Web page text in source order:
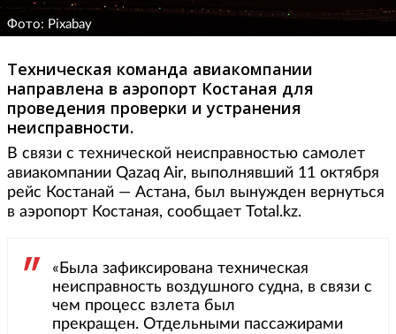
Фото: Pixabay
Техническая команда авиакомпании
направлена в аэропорт Костаная для
проведения проверки и устранения
неисправности.
В связи с технической неисправностью самолет
авиакомпании Qazaq Air, выполнявший 11 октября
рейс Костанай — Астана, был вынужден вернуться
в аэропорт Костаная, сообщает Total.kz.
«Была зафиксирована техническая
неисправность воздушного судна, в связи с
чем процесс взлета был
прекращен. Отдельными пассажирами